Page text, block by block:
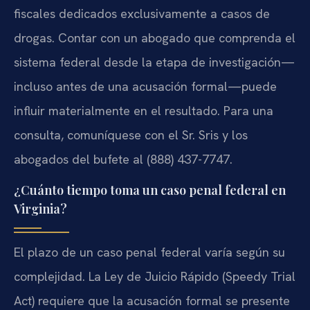
fiscales dedicados exclusivamente a casos de
drogas. Contar con un abogado que comprenda el
sistema federal desde la etapa de investigación—
incluso antes de una acusación formal—puede
influir materialmente en el resultado. Para una
consulta, comuníquese con el Sr. Sris y los
abogados del bufete al (888) 437-7747.
¿Cuánto tiempo toma un caso penal federal en
Virginia?
El plazo de un caso penal federal varía según su
complejidad. La Ley de Juicio Rápido (Speedy Trial
Act) requiere que la acusación formal se presente